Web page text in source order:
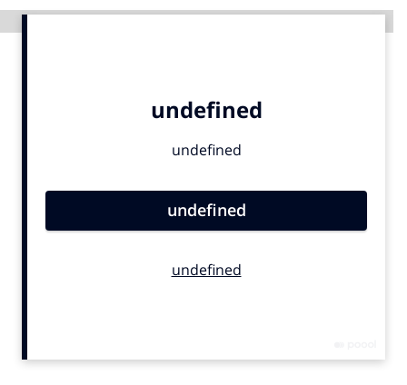
Vacatures
Academy
Campagnes